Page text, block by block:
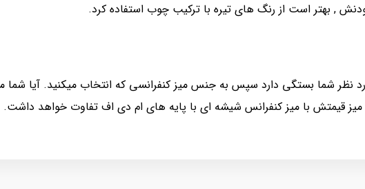
, بهتر است از رنگ های تیره با ترکیب چوب استفاده کرد.
نظر شما بستگی دارد سپس به جنس میز کنفرانسی که انتخاب میکنید. آیا شما
میز قیمتش با میز کنفرانس شیشه ای با پایه های ام دی اف تفاوت خواهد داشت.